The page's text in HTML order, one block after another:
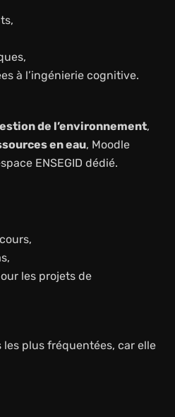
à l’ingénierie cognitive.
de l’environnement,
en eau, Moodle
ENSEGID dédié.
les projets de
les plus fréquentées, car elle